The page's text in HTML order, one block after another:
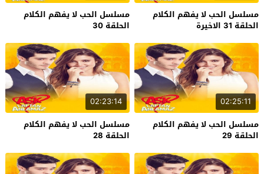
مسلسل الحب لا يفهم الكلام
الحلقة 31 الاخيرة
مسلسل الحب لا يفهم الكلام
الحلقة 30
02:25:11
مسلسل الحب لا يفهم الكلام
الحلقة 29
02:23:14
مسلسل الحب لا يفهم الكلام
الحلقة 28